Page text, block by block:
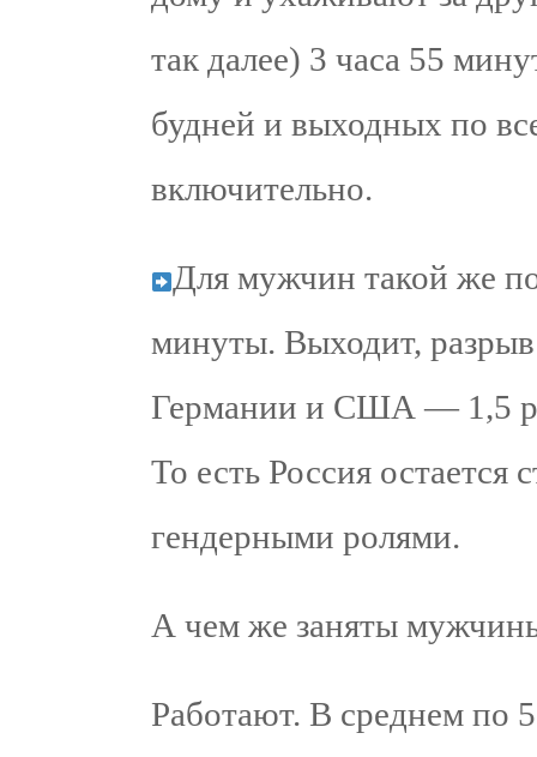
так далее) 3 часа 55
будней и выходных по
включительно.
Для мужчин такой же
минуты. Выходит, разрыв
Германии и США — 1,5
То есть Россия
гендерными ролями.
А чем же заняты
Работают. В среднем по